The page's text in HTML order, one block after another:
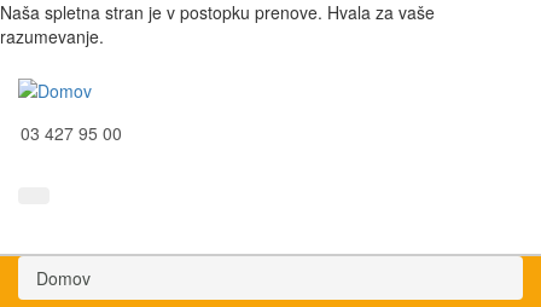
Naša spletna stran je v postopku prenove. Hvala za vaše
razumevanje.
03 427 95 00
Domov